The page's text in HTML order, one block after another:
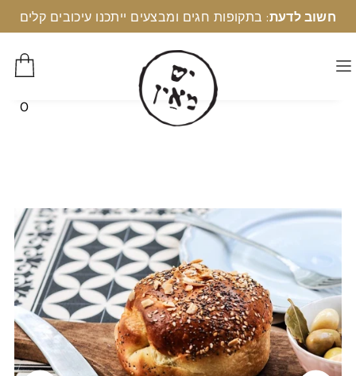
חשוב לדעת: בתקופות חגים ומבצעים ייתכנו עיכובים קלים
0